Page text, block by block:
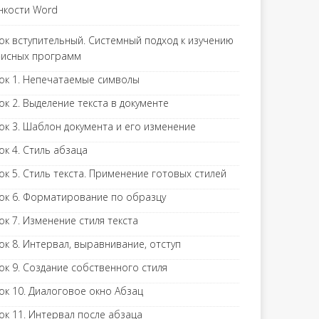
Word
вступительный. Системный подход к изучению
программ
1. Непечатаемые символы
2. Выделение текста в документе
3. Шаблон документа и его изменение
4. Стиль абзаца
5. Стиль текста. Применение готовых стилей
6. Форматирование по образцу
7. Изменение стиля текста
8. Интервал, выравнивание, отступ
9. Создание собственного стиля
10. Диалоговое окно Абзац
11. Интервал после абзаца